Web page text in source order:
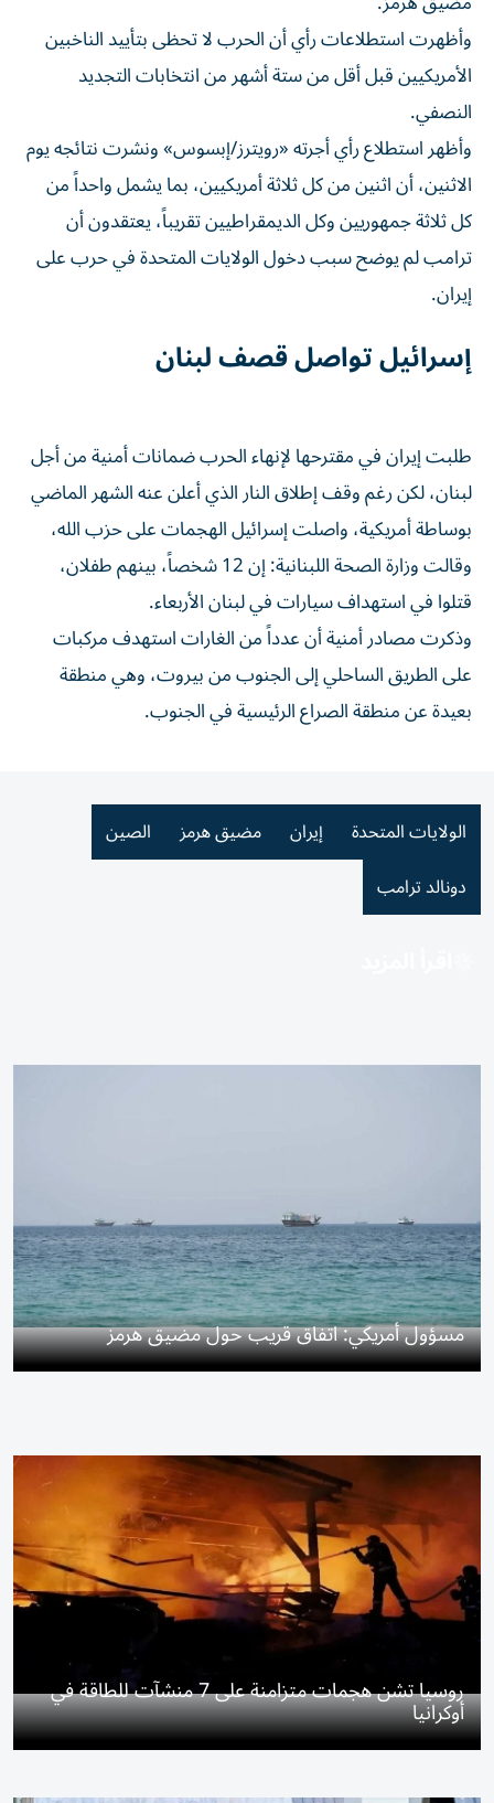
وأظهرت استطلاعات رأي أن الحرب لا تحظى بتأييد الناخبين
الأمريكيين قبل أقل من ستة أشهر من انتخابات التجديد
النصفي.
وأظهر استطلاع رأي أجرته «رويترز/إبسوس» ونشرت نتائجه يوم
الاثنين، أن اثنين من كل ثلاثة أمريكيين، بما يشمل واحداً من
كل ثلاثة جمهوريين ⁠وكل الديمقراطيين تقريباً، يعتقدون أن
ترامب لم يوضح سبب دخول الولايات المتحدة في حرب على
إيران.
إسرائيل تواصل قصف لبنان
طلبت إيران في مقترحها لإنهاء الحرب ضمانات ​أمنية من أجل
لبنان، لكن رغم وقف إطلاق النار الذي أعلن عنه الشهر الماضي
بوساطة أمريكية، واصلت إسرائيل الهجمات على حزب الله،
وقالت وزارة الصحة اللبنانية: إن 12 شخصاً، بينهم طفلان،
قتلوا في استهداف سيارات في لبنان الأربعاء.
وذكرت مصادر أمنية أن عدداً من الغارات استهدف مركبات
على الطريق الساحلي ⁠إلى الجنوب من بيروت، وهي منطقة
بعيدة عن منطقة الصراع الرئيسية في الجنوب.
الولايات المتحدة إيران مضيق هرمز
الصين
دونالد ترامب
مسؤول أمريكي: اتفاق قريب حول مضيق هرمز
روسيا تشن هجمات متزامنة على 7 منشآت للطاقة في
أوكرانيا